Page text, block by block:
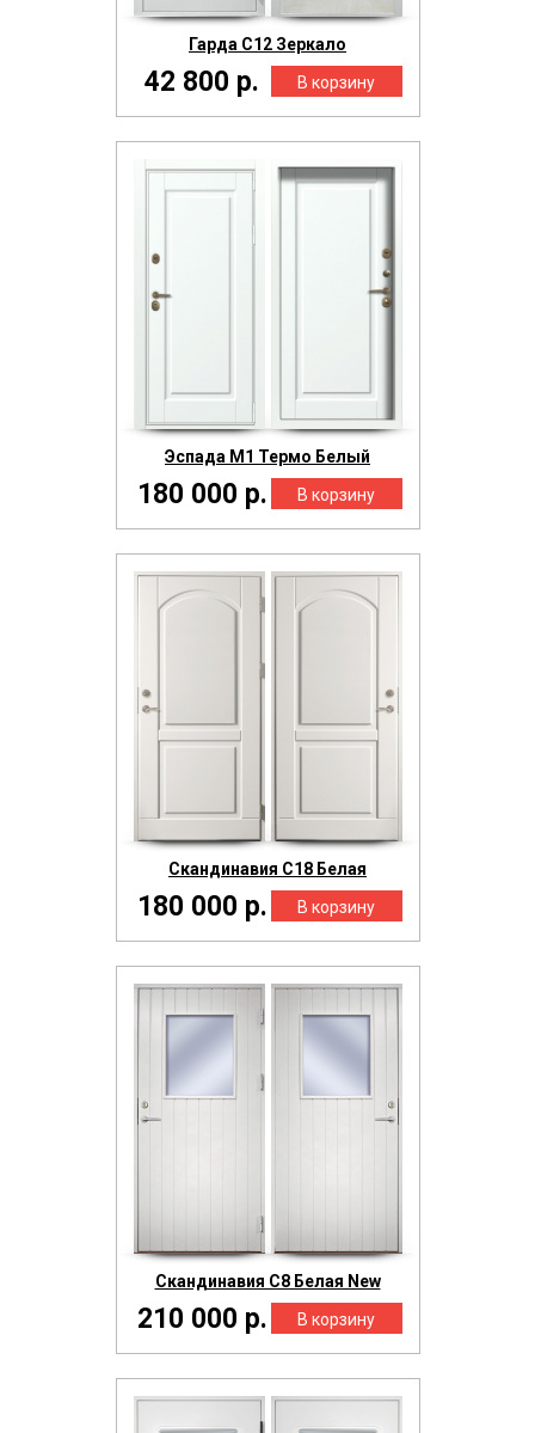
Гарда С12 Зеркало
42 800 р.
Эспада М1 Термо Белый
180 000 р.
Скандинавия С18 Белая
180 000 р.
Скандинавия С8 Белая New
210 000 р.